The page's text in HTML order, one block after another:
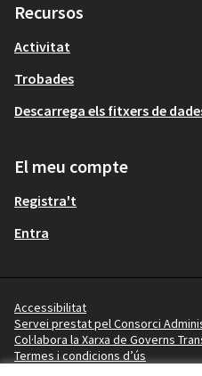
Recursos
Activitat
Trobades
Descarrega els fitxers de
El meu compte
Registra't
Entra
Accessibilitat
Servei prestat pel Consorci
Col·labora la Xarxa de Governs
Termes i condicions d’ús